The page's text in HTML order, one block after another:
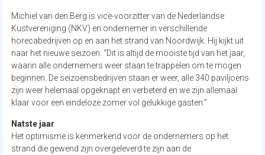
Michiel van den Berg is vice-voorzitter van de Nederlandse
Kustvereniging (NKV) en ondernemer in verschillende
horecabedrijven op en aan het strand van Noordwijk. Hij kijkt uit
naar het nieuwe seizoen. “Dit is altijd de mooiste tijd van het jaar,
waarin alle ondernemers weer staan te trappelen om te mogen
beginnen. De seizoensbedrijven staan er weer, alle 340 paviljoens
zijn weer helemaal opgeknapt en verbeterd en we zijn allemaal
klaar voor een eindeloze zomer vol gelukkige gasten.”
Natste jaar
Het optimisme is kenmerkend voor de ondernemers op het
strand die gewend zijn overgeleverd te zijn aan de